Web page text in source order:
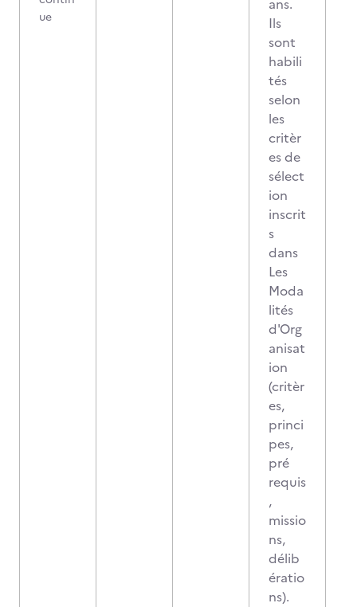
ue
ans.
Ils
sont
habili
tés
selon
les
critèr
es de
sélect
ion
inscrit
s
dans
Les
Moda
lités
d'Org
anisat
ion
(critèr
es,
princi
pes,
pré
requis
,
missio
ns,
délib
ératio
ns).